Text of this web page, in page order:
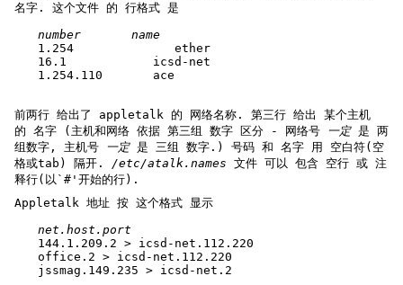
名字. 这个文件 的 行格式 是
number       name
1.254              ether
16.1            icsd-net
1.254.110       ace
前两行 给出了 appletalk 的 网络名称. 第三行 给出 某个主机
的 名字 (主机和网络 依据 第三组 数字 区分 - 网络号 一定是 两
组数字, 主机号 一定是 三组 数字.) 号码 和 名字 用 空白符(空
格或tab) 隔开. /etc/atalk.names 文件 可以 包含 空行 或 注
释行(以`#'开始的行).
Appletalk 地址 按 这个格式 显示
net.host.port
144.1.209.2 > icsd-net.112.220
office.2 > icsd-net.112.220
jssmag.149.235 > icsd-net.2